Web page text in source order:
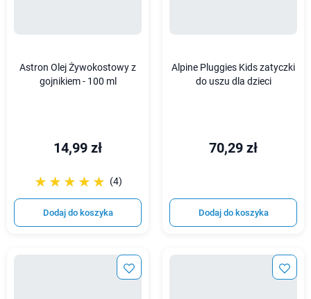
Astron Olej Żywokostowy z
gojnikiem - 100 ml
14,99 zł
☆☆☆☆☆
★★★★★ (4)
Dodaj do koszyka
Alpine Pluggies Kids zatyczki
do uszu dla dzieci
70,29 zł
Dodaj do koszyka